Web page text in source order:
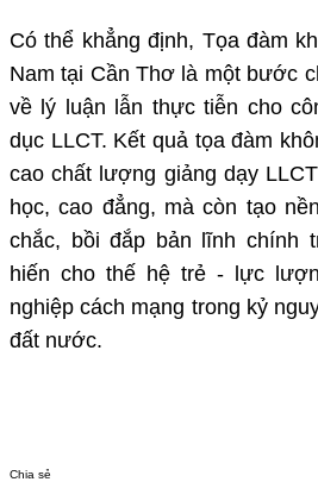
Có thể khẳng định, Tọa đàm
Nam tại Cần Thơ là một bước
về lý luận lẫn thực tiễn cho
dục LLCT. Kết quả tọa đàm
cao chất lượng giảng dạy
học, cao đẳng, mà còn tạo
chắc, bồi đắp bản lĩnh chính
hiến cho thế hệ trẻ - lực
nghiệp cách mạng trong kỷ
đất nước.
Chia sẻ